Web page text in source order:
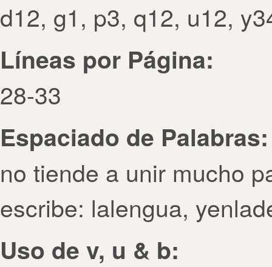
d12, g1, p3, q12, u12,
Líneas por Página:
28-33
Espaciado de Palabras:
no tiende a unir mucho
escribe: lalengua,
Uso de v, u & b: